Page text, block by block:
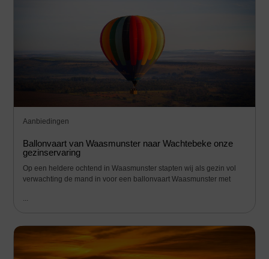
Aanbiedingen
Ballonvaart van Waasmunster naar Wachtebeke onze
gezinservaring
Op een heldere ochtend in Waasmunster stapten wij als gezin vol
verwachting de mand in voor een ballonvaart Waasmunster met
...